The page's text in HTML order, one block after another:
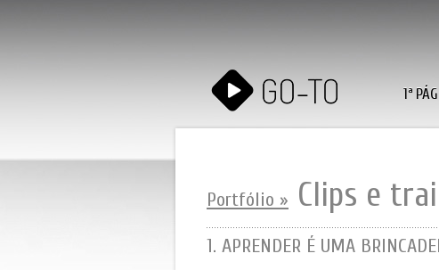
1ª
Portfólio » Clips e
1. APRENDER É UMA